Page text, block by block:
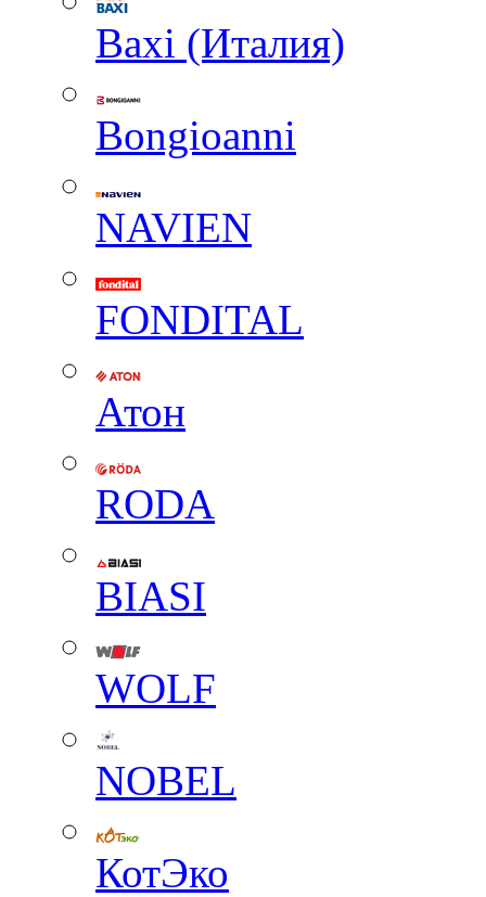
Baxi (Италия)
Вongioanni
NAVIEN
FONDITAL
Атон
RODA
BIASI
WOLF
NOBEL
КотЭко